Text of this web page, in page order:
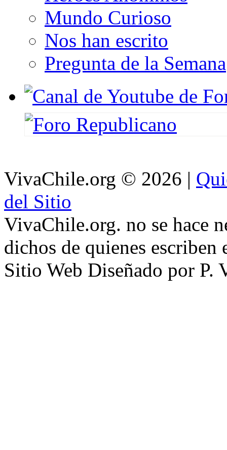
Mundo Curioso
Nos han escrito
Pregunta de la Semana
VivaChile.org © 2026 |
del Sitio
VivaChile.org. no se hace
dichos de quienes escriben
Sitio Web Diseñado por